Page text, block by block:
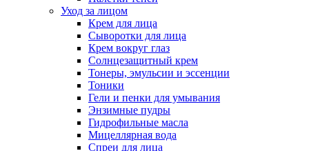
Уход за лицом
Крем для лица
Сыворотки для лица
Крем вокруг глаз
Солнцезащитный крем
Тонеры, эмульсии и эссенции
Тоники
Гели и пенки для умывания
Энзимные пудры
Гидрофильные масла
Мицеллярная вода
Спреи для лица